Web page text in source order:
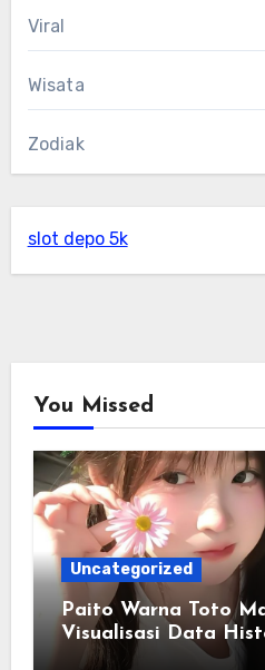
Viral
Wisata
Zodiak
slot depo 5k
You Missed
Uncategorized
Paito Warna Toto
Visualisasi Data
Memahami Informasi